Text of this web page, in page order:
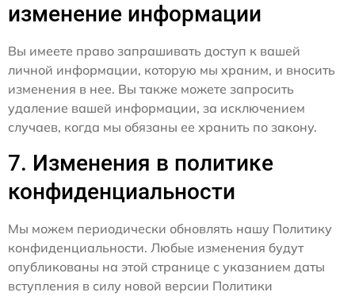
изменение информации
Вы имеете право запрашивать доступ к вашей
личной информации, которую мы храним, и вносить
изменения в нее. Вы также можете запросить
удаление вашей информации, за исключением
случаев, когда мы обязаны ее хранить по закону.
7. Изменения в политике
конфиденциальности
Мы можем периодически обновлять нашу Политику
конфиденциальности. Любые изменения будут
опубликованы на этой странице с указанием даты
вступления в силу новой версии Политики